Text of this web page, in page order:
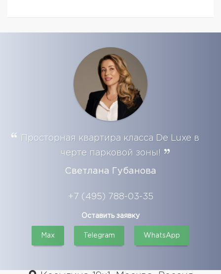
Просторная квартира класса De Luxe в
черте парковой зоны!
Светлана Губанова
+7 (495) 788-03-35
Оставить заявку
Max Telegram WhatsApp